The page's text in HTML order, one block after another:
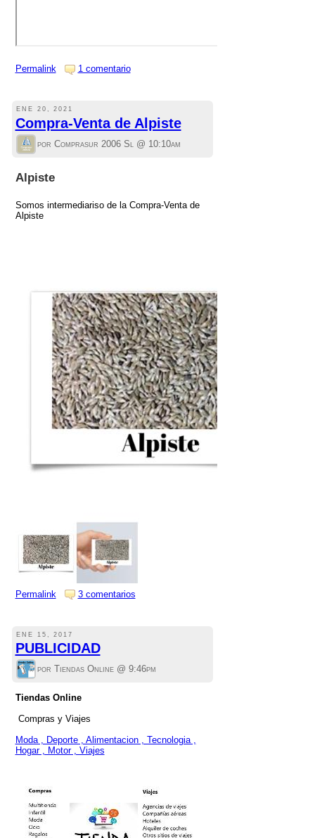
Permalink 1 comentario
ENE 20, 2021
Compra-Venta de Alpiste
por Comprasur 2006 Sl @ 10:10am
Alpiste
Somos intermediariso de la Compra-Venta de
Alpiste
Permalink 3 comentarios
ENE 15, 2017
PUBLICIDAD
por Tiendas Online @ 9:46pm
Tiendas Online
Compras y Viajes
Moda , Deporte , Alimentacion , Tecnologia ,
Hogar , Motor , Viajes